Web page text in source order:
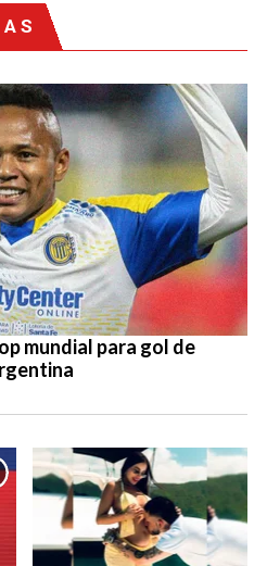
mundial para gol de